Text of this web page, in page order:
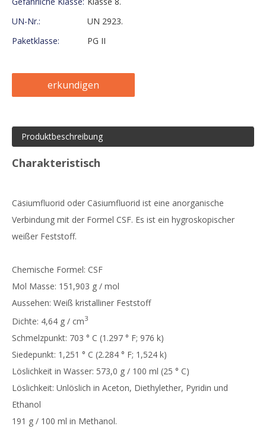
UN-Nr.:
UN 2923.
Paketklasse:
PG II
erkundigen
Produktbeschreibung
Charakteristisch
Cäsiumfluorid oder Cäsiumfluorid ist eine anorganische
Verbindung mit der Formel CSF. Es ist ein hygroskopischer
weißer Feststoff.
Chemische Formel: CSF
Mol Masse: 151,903 g / mol
Aussehen: Weiß kristalliner Feststoff
Dichte: 4,64 g / cm3
Schmelzpunkt: 703 ° C (1.297 ° F; 976 k)
Siedepunkt: 1,251 ° C (2.284 ° F; 1,524 k)
Löslichkeit in Wasser: 573,0 g / 100 ml (25 ° C)
Löslichkeit: Unlöslich in Aceton, Diethylether, Pyridin und
Ethanol
191 g / 100 ml in Methanol.